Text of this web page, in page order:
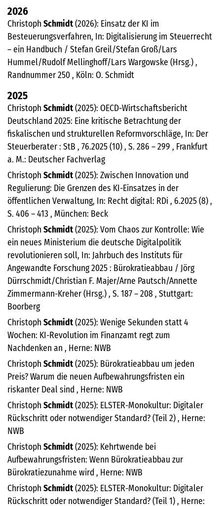
2026
Christoph Schmidt(2026): Einsatz der KI im
Besteuerungsverfahren, In: Digitalisierung im Steuerrecht
– ein Handbuch / Stefan Greil/Stefan Groß/Lars
Hummel/Rudolf Mellinghoff/Lars Wargowske (Hrsg.) ,
Randnummer 250 , Köln: O. Schmidt
2025
Christoph Schmidt(2025): OECD-Wirtschaftsbericht
Deutschland 2025: Eine kritische Betrachtung der
fiskalischen und strukturellen Reformvorschläge, In: Der
Steuerberater : StB , 76.2025 (10) , S. 286 – 299 , Frankfurt
a. M.: Deutscher Fachverlag
Christoph Schmidt(2025): Zwischen Innovation und
Regulierung: Die Grenzen des KI-Einsatzes in der
öffentlichen Verwaltung, In: Recht digital: RDi , 6.2025 (8) ,
S. 406 – 413 , München: Beck
Christoph Schmidt(2025): Vom Chaos zur Kontrolle: Wie
ein neues Ministerium die deutsche Digitalpolitik
revolutionieren soll, In: Jahrbuch des Instituts für
Angewandte Forschung 2025 : Bürokratieabbau / Jörg
Dürrschmidt/Christian F. Majer/Arne Pautsch/Annette
Zimmermann-Kreher (Hrsg.) , S. 187 – 208 , Stuttgart:
Boorberg
Christoph Schmidt(2025): Wenige Sekunden statt 4
Wochen: KI-Revolution im Finanzamt regt zum
Nachdenken an , Herne: NWB
Christoph Schmidt(2025): Bürokratieabbau um jeden
Preis? Warum die neuen Aufbewahrungsfristen ein
riskanter Deal sind , Herne: NWB
Christoph Schmidt(2025): ELSTER-Monokultur: Digitaler
Rückschritt oder notwendiger Standard? (Teil 2) , Herne:
NWB
Christoph Schmidt(2025): Kehrtwende bei
Aufbewahrungsfristen: Wenn Bürokratieabbau zur
Bürokratiezunahme wird , Herne: NWB
Christoph Schmidt(2025): ELSTER-Monokultur: Digitaler
Rückschritt oder notwendiger Standard? (Teil 1) , Herne: